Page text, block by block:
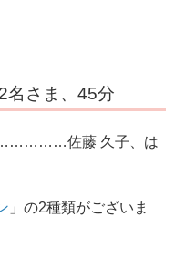
さま、45分
佐藤 久子、は
」の2種類がございま